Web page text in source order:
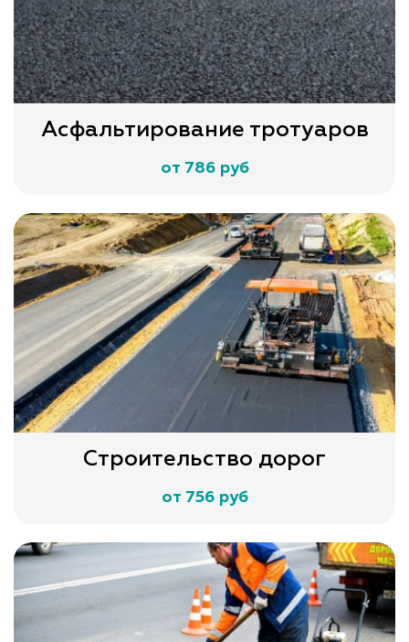
Асфальтирование тротуаров
от 786 руб
Строительство дорог
от 756 руб